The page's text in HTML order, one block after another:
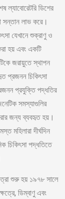
ল্যাবোরেটরি ডিশের
সন্তান লাভ করে।
যেখানে শুক্রাণু ও
হয় এবং একটি
জরায়ুতে স্থাপন
প্রজনন চিকিৎসা
প্রযুক্তি পদ্ধতির
সমস্যাগুলির
জন্য ব্যবহৃত হয়।
মহিলারা দীর্ঘদিন
চিকিৎসা পদ্ধতিতে
শুরু হয় ১৯৭৮ সালে
ডিম্বাণু এবং